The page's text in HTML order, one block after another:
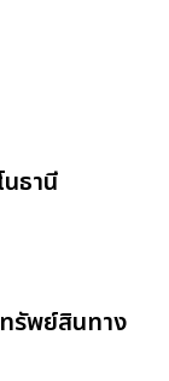
ธานี
รัพย์สินทาง